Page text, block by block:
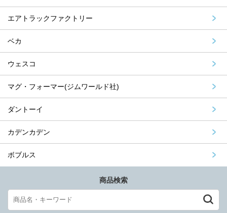
エアトラックファクトリー
ベカ
ウェスコ
マグ・フォーマー(ジムワールド社)
ダントーイ
カデンカデン
ボブルス
商品検索